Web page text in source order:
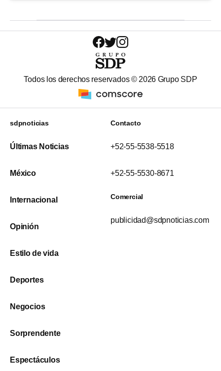
Todos los derechos reservados ©2026 Grupo SDP
sdpnoticias
Últimas Noticias
México
Internacional
Opinión
Estilo de vida
Deportes
Negocios
Sorprendente
Espectáculos
Contacto
+52-55-5538-5518
+52-55-5530-8671
Comercial
publicidad@sdpnoticias.com